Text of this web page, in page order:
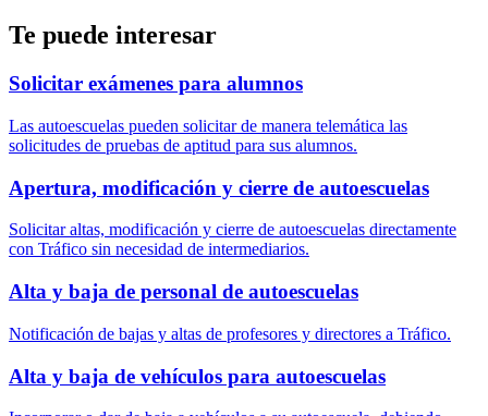
Te puede interesar
Solicitar exámenes para alumnos
Las autoescuelas pueden solicitar de manera telemática las
solicitudes de pruebas de aptitud para sus alumnos.
Apertura, modificación y cierre de autoescuelas
Solicitar altas, modificación y cierre de autoescuelas directamente
con Tráfico sin necesidad de intermediarios.
Alta y baja de personal de autoescuelas
Notificación de bajas y altas de profesores y directores a Tráfico.
Alta y baja de vehículos para autoescuelas